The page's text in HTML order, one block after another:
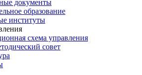
документы
образование
институты
схема управления
совет